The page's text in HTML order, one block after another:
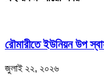
রৌমারীতে ইউনিয়ন উপ
জুলাই ২২, ২০২৬